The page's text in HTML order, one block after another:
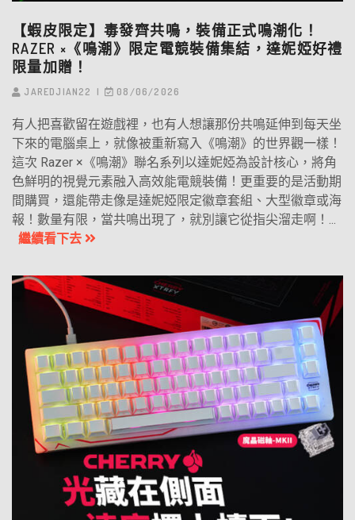
【蝦皮限定】毒發齊共鳴，裝備正式鳴潮化！
RAZER ×《鳴潮》限定電競裝備集結，達妮婭好禮
限量加贈！
JAREDJIAN22 08/06/2026
有人把喜歡留在遊戲裡，也有人想讓那份共鳴延伸到每天坐
下來的電腦桌上，就像被重新寫入《鳴潮》的世界觀一樣！
這次 Razer ×《鳴潮》聯名系列以達妮婭為設計核心，將角
色鮮明的視覺元素融入高效能電競裝備！更重要的是活動期
間購買，還能帶走像是達妮婭限定徽章套組、大型徽章或海
報！數量有限，當共鳴出現了，就別讓它從指尖溜走啊！...
繼續看下去